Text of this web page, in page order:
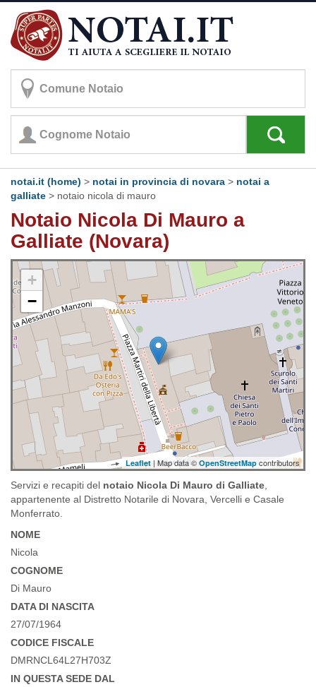
notai.it (home) > notai in provincia di novara > notai a
galliate > notaio nicola di mauro
Notaio Nicola Di Mauro a
Galliate (Novara)
+
−
Leaflet| Map data © OpenStreetMap contributors
Servizi e recapiti del notaio Nicola Di Mauro di Galliate
appartenente al Distretto Notarile di Novara, Vercelli e Casale
Monferrato.
NOME
Nicola
COGNOME
Di Mauro
DATA DI NASCITA
27/07/1964
CODICE FISCALE
DMRNCL64L27H703Z
IN QUESTA SEDE DAL